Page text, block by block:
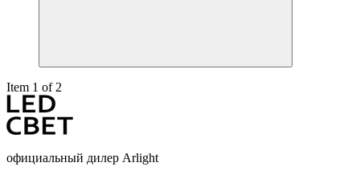
Item 1 of 2
официальный дилер Arlight